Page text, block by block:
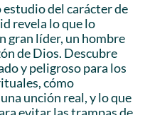
estudio del carácter de
revela lo que lo
gran líder, un hombre
de Dios. Descubre
y peligroso para los
cómo
unción real, y lo que